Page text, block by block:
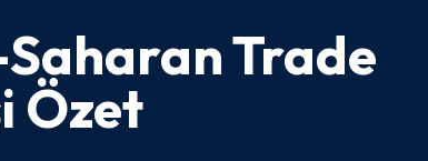
Trade
Özet